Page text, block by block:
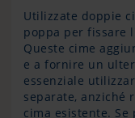
Utilizzate doppie
poppa per fissare
Queste cime
e a fornire un
essenziale
separate, anziché
cima esistente.